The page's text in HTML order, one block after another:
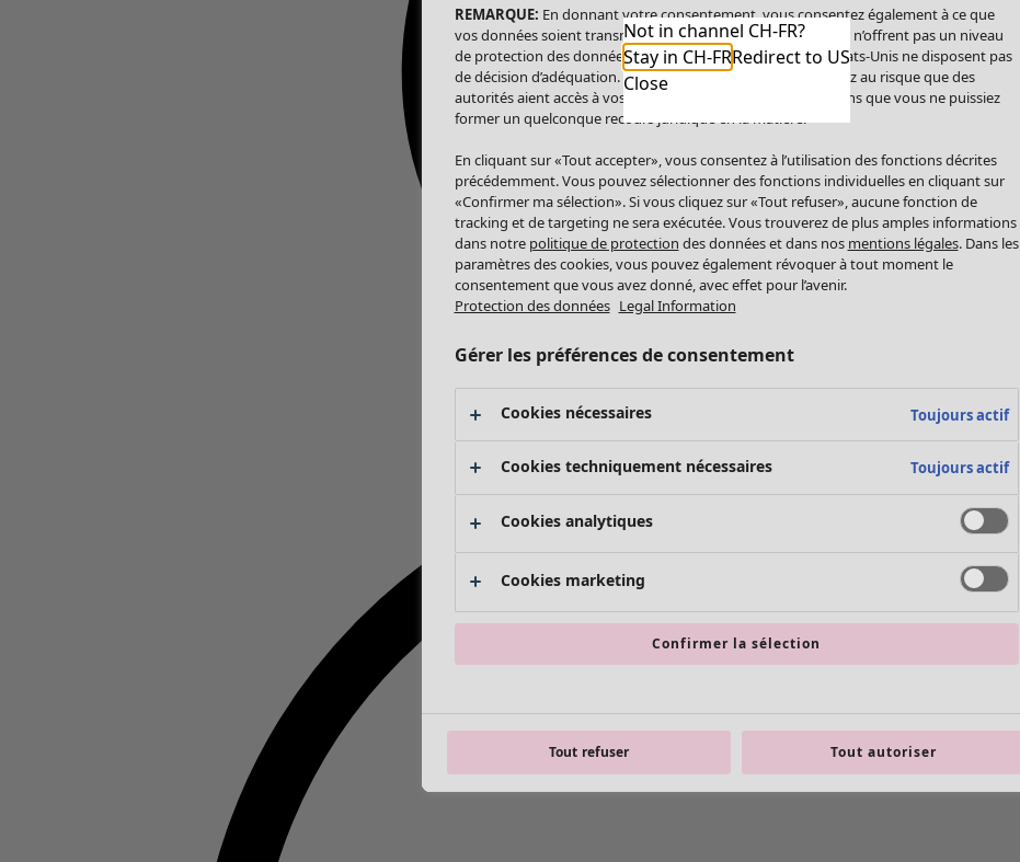
Not in channel CH-FR?
Stay in CH-FRRedirect to US
Close
REMARQUE: En donnant votre consentement, vous consentez également à ce que
vos données soient transmises aux États-Unis. Les États-Unis n’offrent pas un niveau
de protection des données comparable à celui de l’UE. Les États-Unis ne disposent pas
de décision d’adéquation. Par conséquent, vous vous exposez au risque que des
autorités aient accès à vos données à caractère personnel sans que vous ne puissiez
former un quelconque recours juridique en la matière.
En cliquant sur «Tout accepter», vous consentez à l’utilisation des fonctions décrites
précédemment. Vous pouvez sélectionner des fonctions individuelles en cliquant sur
«Confirmer ma sélection». Si vous cliquez sur «Tout refuser», aucune fonction de
tracking et de targeting ne sera exécutée. Vous trouverez de plus amples informations
dans notre politique de protection des données et dans nos mentions légales. Dans les
paramètres des cookies, vous pouvez également révoquer à tout moment le
consentement que vous avez donné, avec effet pour l’avenir.
Protection des données Legal Information
Gérer les préférences de consentement
Cookies nécessaires Toujours actif
Cookies techniquement nécessaires Toujours actif
Cookies analytiques
Cookies marketing
Confirmer la sélection
Tout refuser Tout autoriser